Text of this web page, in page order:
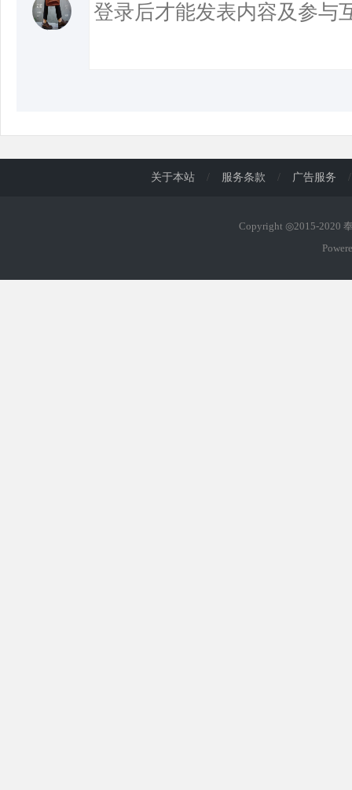
关于本站 / 服务条款 / 广告服务 /
Copyright ◎2015-2020